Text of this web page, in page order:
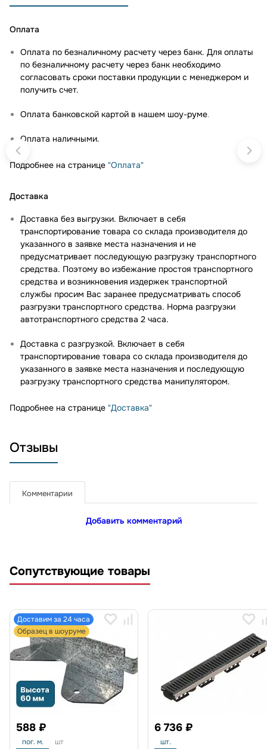
Оплата
Оплата по безналичному расчету через банк. Для оплаты
по безналичному расчету через банк необходимо
согласовать сроки поставки продукции с менеджером и
получить счет.
Оплата банковской картой в нашем шоу-руме.
Оплата наличными.
Подробнее на странице "Оплата"
Доставка
Доставка без выгрузки. Включает в себя
транспортирование товара со склада производителя до
указанного в заявке места назначения и не
предусматривает последующую разгрузку транспортного
средства. Поэтому во избежание простоя транспортного
средства и возникновения издержек транспортной
службы просим Вас заранее предусматривать способ
разгрузки транспортного средства. Норма разгрузки
автотранспортного средства 2 часа.
Доставка с разгрузкой. Включает в себя
транспортирование товара со склада производителя до
указанного в заявке места назначения и последующую
разгрузку транспортного средства манипулятором.
Подробнее на странице "Доставка"
Отзывы
Комментарии
Добавить комментарий
Сопутствующие товары
Доставим за 24 часа
Образец в шоуруме
588 ₽
пог. м. шт
6 736 ₽
шт.